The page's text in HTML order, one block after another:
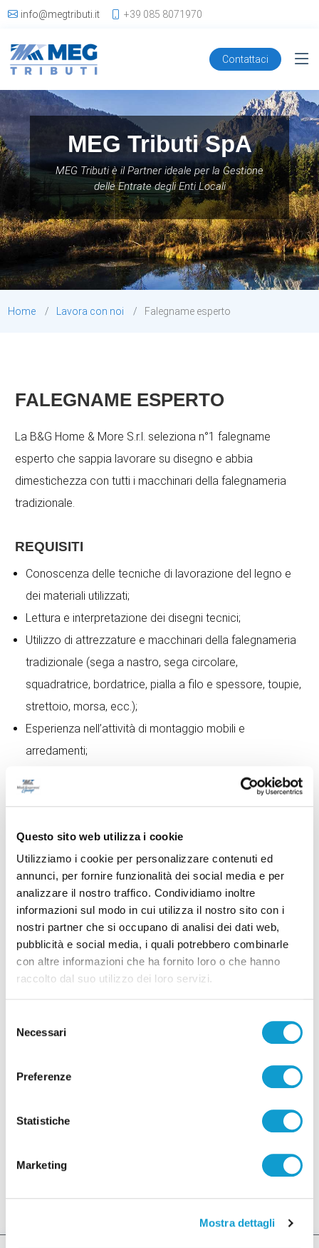
Questo sito web utilizza i cookie
Utilizziamo i cookie per personalizzare contenuti ed
annunci, per fornire funzionalità dei social media e per
analizzare il nostro traffico. Condividiamo inoltre
informazioni sul modo in cui utilizza il nostro sito con i
nostri partner che si occupano di analisi dei dati web,
pubblicità e social media, i quali potrebbero combinarle
con altre informazioni che ha fornito loro o che hanno
raccolto dal suo utilizzo dei loro servizi.
delNecessari
Preferenze
Statistiche
Marketing
Mostra dettagli
info@megtributi.it +39 085 8071970
Contattaci
MEG Tributi SpA
MEG Tributi è il Partner ideale per la Gestione
delle Entrate degli Enti Locali
Home Lavora con noi Falegname esperto
FALEGNAME ESPERTO
La B&G Home & More S.r.l. seleziona n°1 falegname
esperto che sappia lavorare su disegno e abbia
dimestichezza con tutti i macchinari della falegnameria
tradizionale.
REQUISITI
Conoscenza delle tecniche di lavorazione del legno e
dei materiali utilizzati;
Lettura e interpretazione dei disegni tecnici;
Utilizzo di attrezzature e macchinari della falegnameria
tradizionale (sega a nastro, sega circolare,
squadratrice, bordatrice, pialla a filo e spessore, toupie,
strettoio, morsa, ecc.);
Esperienza nell’attività di montaggio mobili e
arredamenti;
delle scadenze;
Flessibilità oraria.
CONTRATTO DI LAVORO
Da valutare in base all’esperienza.
ORARIO DI LAVORO
Full-time.